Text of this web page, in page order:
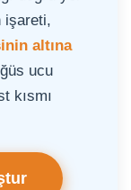
işareti,
altına
ucu
kısmı